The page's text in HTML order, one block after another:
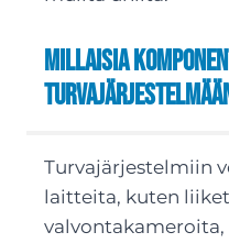
Millaisia
Turvajärjestelmiin
laitteita, kuten